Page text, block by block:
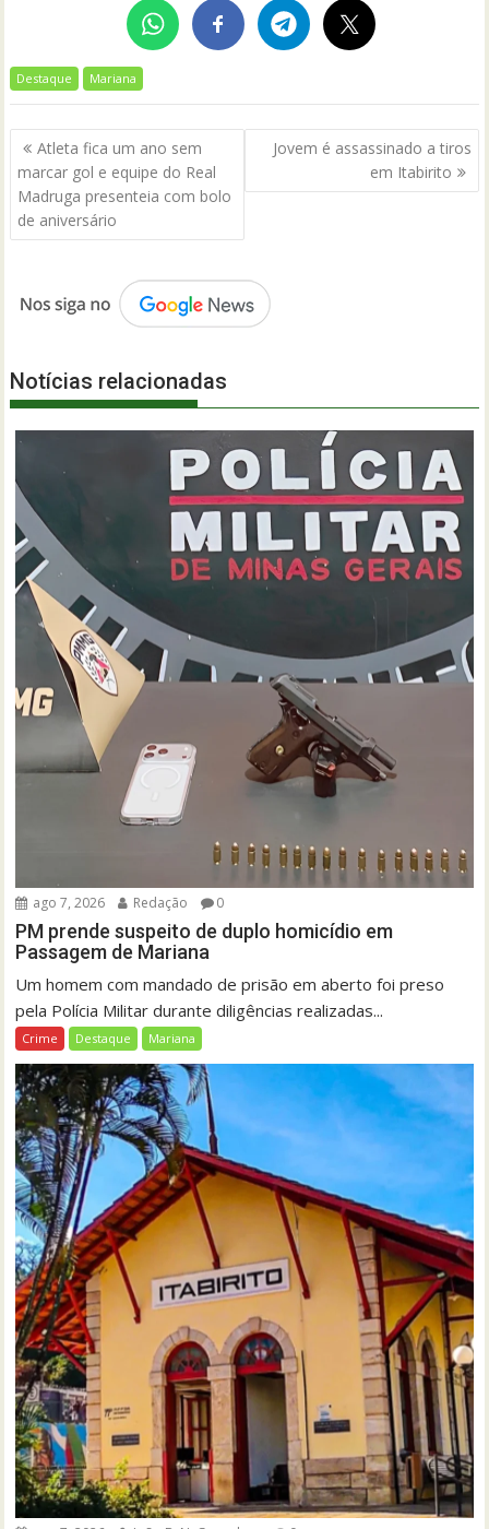
Destaque Mariana
Navegação
de
Post
Atleta fica um ano sem
marcar gol e equipe do Real
Madruga presenteia com bolo
de aniversário
Jovem é assassinado a tiros
em Itabirito
Notícias relacionadas
ago 7, 2026 Redação 0
PM prende suspeito de duplo homicídio em
Passagem de Mariana
Um homem com mandado de prisão em aberto foi preso
pela Polícia Militar durante diligências realizadas...
Crime Destaque Mariana